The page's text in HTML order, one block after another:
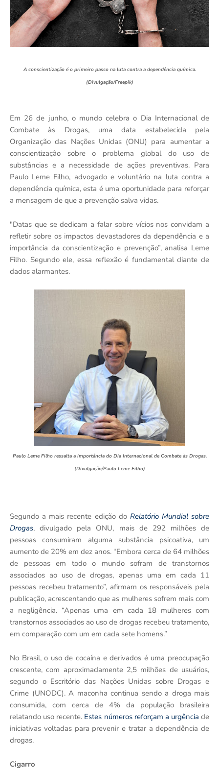
A conscientização é o primeiro passo na luta contra a dependência química.
(Divulgação/Freepik)
Em 26 de junho, o mundo celebra o Dia Internacional de
Combate às Drogas, uma data estabelecida pela
Organização das Nações Unidas (ONU) para aumentar a
conscientização sobre o problema global do uso de
substâncias e a necessidade de ações preventivas. Para
Paulo Leme Filho, advogado e voluntário na luta contra a
dependência química, esta é uma oportunidade para reforçar
a mensagem de que a prevenção salva vidas.
"Datas que se dedicam a falar sobre vícios nos convidam a
refletir sobre os impactos devastadores da dependência e a
importância da conscientização e prevenção”, analisa Leme
Filho. Segundo ele, essa reflexão é fundamental diante de
dados alarmantes.
Paulo Leme Filho ressalta a importância do Dia Internacional de Combate às Drogas.
(Divulgação/Paulo Leme Filho)
Segundo a mais recente edição do Relatório Mundial sobre
Drogas, divulgado pela ONU, mais de 292 milhões de
pessoas consumiram alguma substância psicoativa, um
aumento de 20% em dez anos. “Embora cerca de 64 milhões
de pessoas em todo o mundo sofram de transtornos
associados ao uso de drogas, apenas uma em cada 11
pessoas recebeu tratamento”, afirmam os responsáveis pela
publicação, acrescentando que as mulheres sofrem mais com
a negligência. “Apenas uma em cada 18 mulheres com
transtornos associados ao uso de drogas recebeu tratamento,
em comparação com um em cada sete homens.”
No Brasil, o uso de cocaína e derivados é uma preocupação
crescente, com aproximadamente 2,5 milhões de usuários,
segundo o Escritório das Nações Unidas sobre Drogas e
Crime (UNODC). A maconha continua sendo a droga mais
consumida, com cerca de 4% da população brasileira
relatando uso recente. Estes números reforçam a urgência de
iniciativas voltadas para prevenir e tratar a dependência de
drogas.
Cigarro